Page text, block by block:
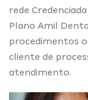
rede
Plano Amil
procedimentos
cliente de
atendimento.